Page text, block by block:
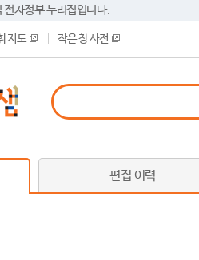
전자정부 누리집입니다.
지도 작은 창 사전
편집 이력